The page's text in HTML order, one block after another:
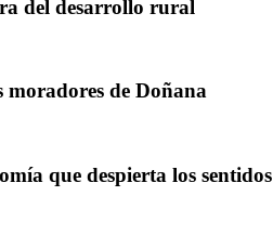
del desarrollo rural
moradores de Doñana
que despierta los sentidos